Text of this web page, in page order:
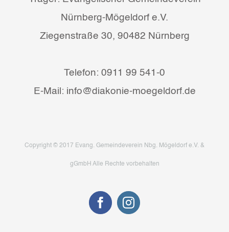
Nürnberg-Mögeldorf e.V.
Ziegenstraße 30, 90482 Nürnberg
Telefon: 0911 99 541-0
E-Mail: info@diakonie-moegeldorf.de
Copyright © 2017 Evang. Gemeindeverein Nbg. Mögeldorf e.V. &
gGmbH Alle Rechte vorbehalten
FacebookInstagram